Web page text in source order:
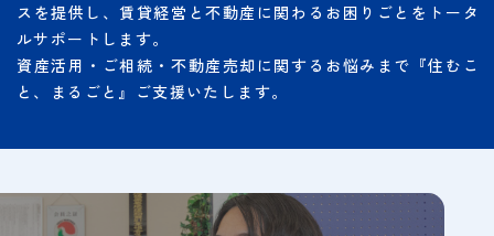
スを提供し、賃貸経営と不動産に関わるお困りごとをトータ
ルサポートします。
資産活用・ご相続・不動産売却に関するお悩みまで『住むこ
と、まるごと』ご支援いたします。